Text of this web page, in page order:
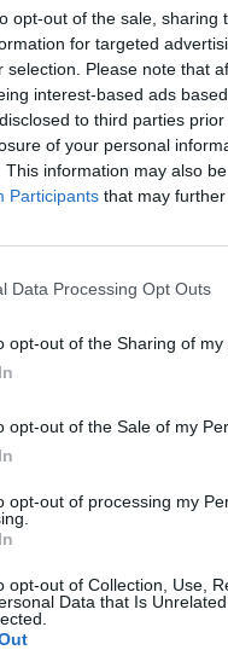
opt-out of the sale,
for targeted
selection. Please note that
interest-based ads
to third parties
of your personal
This information may also
Participants that may
Data Processing Opt Outs
opt-out of the Sharing of my
opt-out of the Sale of my
opt-out of processing my
opt-out of Collection, Use,
Data that Is
si que he notado es
saludo!
no... jajaja
que si que he notado
un saludo!
lo descubri yo tambien,
entiendo que por